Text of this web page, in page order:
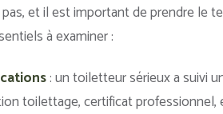
et il est important de prendre le
à examiner :
: un toiletteur sérieux a suivi
toilettage, certificat professionnel,